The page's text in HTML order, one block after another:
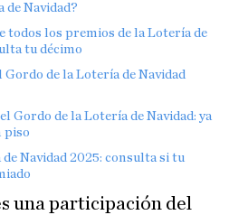
de Navidad?
todos los premios de la Lotería de
tu décimo
Gordo de la Lotería de Navidad
Gordo de la Lotería de Navidad: ya
piso
Navidad 2025: consulta si tu
una participación del